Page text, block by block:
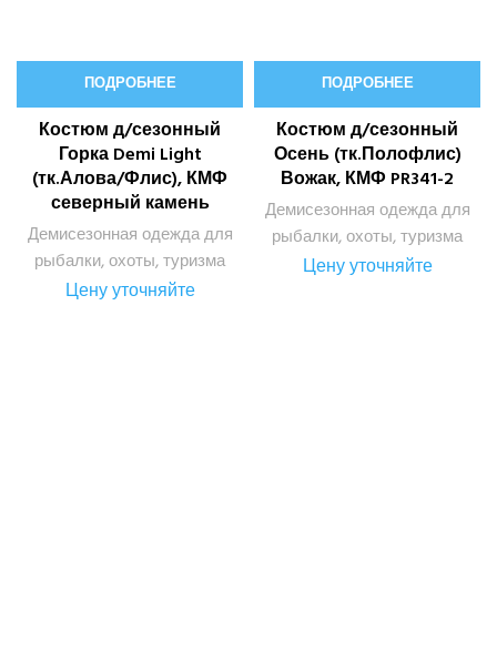
ПОДРОБНЕЕ
Костюм д/сезонный
Горка Demi Light
(тк.Алова/Флис), КМФ
северный камень
Демисезонная одежда для
рыбалки, охоты, туризма
Цену уточняйте
ПОДРОБНЕЕ
Костюм д/сезонный
Осень (тк.Полофлис)
Вожак, КМФ PR341-2
Демисезонная одежда для
рыбалки, охоты, туризма
Цену уточняйте